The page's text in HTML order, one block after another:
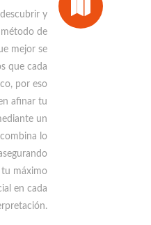
descubrir y
de
mejor se
que cada
por eso
afinar tu
un
lo
tu máximo
en cada